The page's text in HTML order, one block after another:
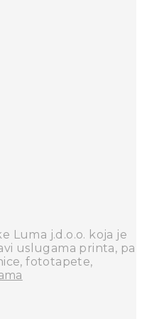
Luma j.d.o.o. koja je
uslugama printa, pa
fototapete,